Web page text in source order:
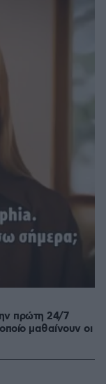
πρώτη 24/7
μαθαίνουν οι